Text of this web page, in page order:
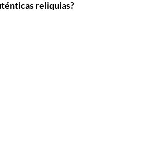
reliquias?